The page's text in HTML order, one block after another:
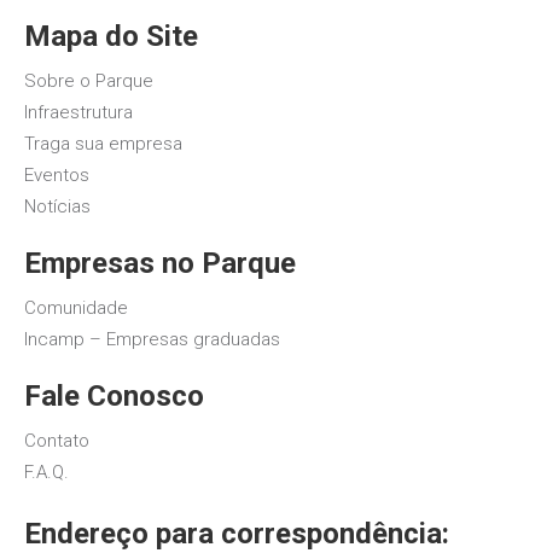
Mapa do Site
Sobre o Parque
Infraestrutura
Traga sua empresa
Eventos
Notícias
Empresas no Parque
Comunidade
Incamp – Empresas graduadas
Fale Conosco
Contato
F.A.Q.
Endereço para correspondência: